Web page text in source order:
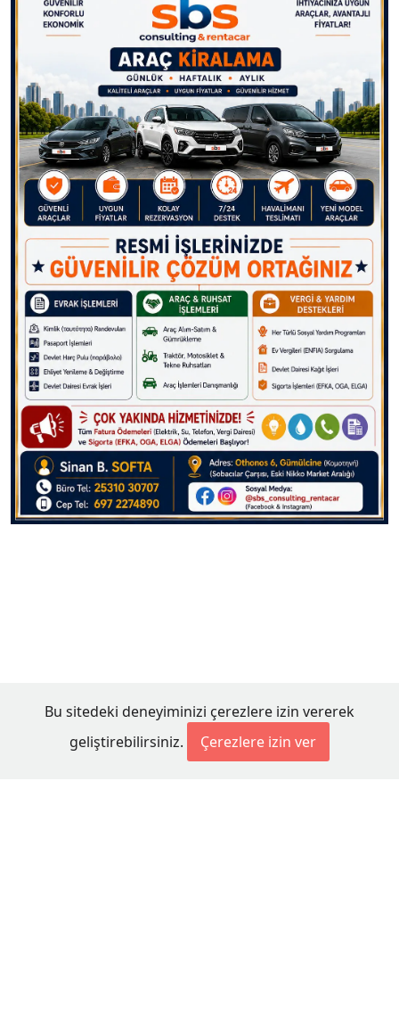
Bu sitedeki deneyiminizi çerezlere izin vererek
geliştirebilirsiniz.
Çerezlere izin ver